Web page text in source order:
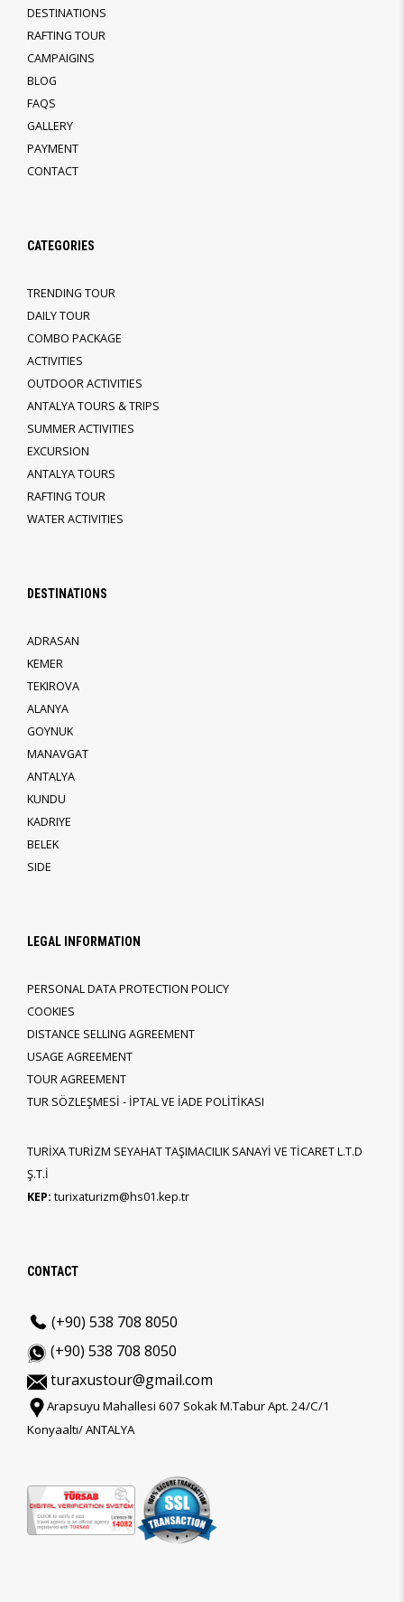
DESTINATIONS
RAFTING TOUR
CAMPAIGINS
BLOG
FAQS
GALLERY
PAYMENT
CONTACT
CATEGORIES
TRENDING TOUR
DAILY TOUR
COMBO PACKAGE
ACTIVITIES
OUTDOOR ACTIVITIES
ANTALYA TOURS & TRIPS
SUMMER ACTIVITIES
EXCURSION
ANTALYA TOURS
RAFTING TOUR
WATER ACTIVITIES
DESTINATIONS
ADRASAN
KEMER
TEKIROVA
ALANYA
GOYNUK
MANAVGAT
ANTALYA
KUNDU
KADRIYE
BELEK
SIDE
LEGAL INFORMATION
PERSONAL DATA PROTECTION POLICY
COOKIES
DISTANCE SELLING AGREEMENT
USAGE AGREEMENT
TOUR AGREEMENT
TUR SÖZLEŞMESİ - İPTAL VE İADE POLİTİKASI
TURİXA TURİZM SEYAHAT TAŞIMACILIK SANAYİ VE TİCARET L.T.D
Ş.T.İ
KEP: turixaturizm@hs01.kep.tr
CONTACT
(+90) 538 708 8050
(+90) 538 708 8050
turaxustour@gmail.com
Arapsuyu Mahallesi 607 Sokak M.Tabur Apt. 24/C/1
Konyaaltı/ ANTALYA